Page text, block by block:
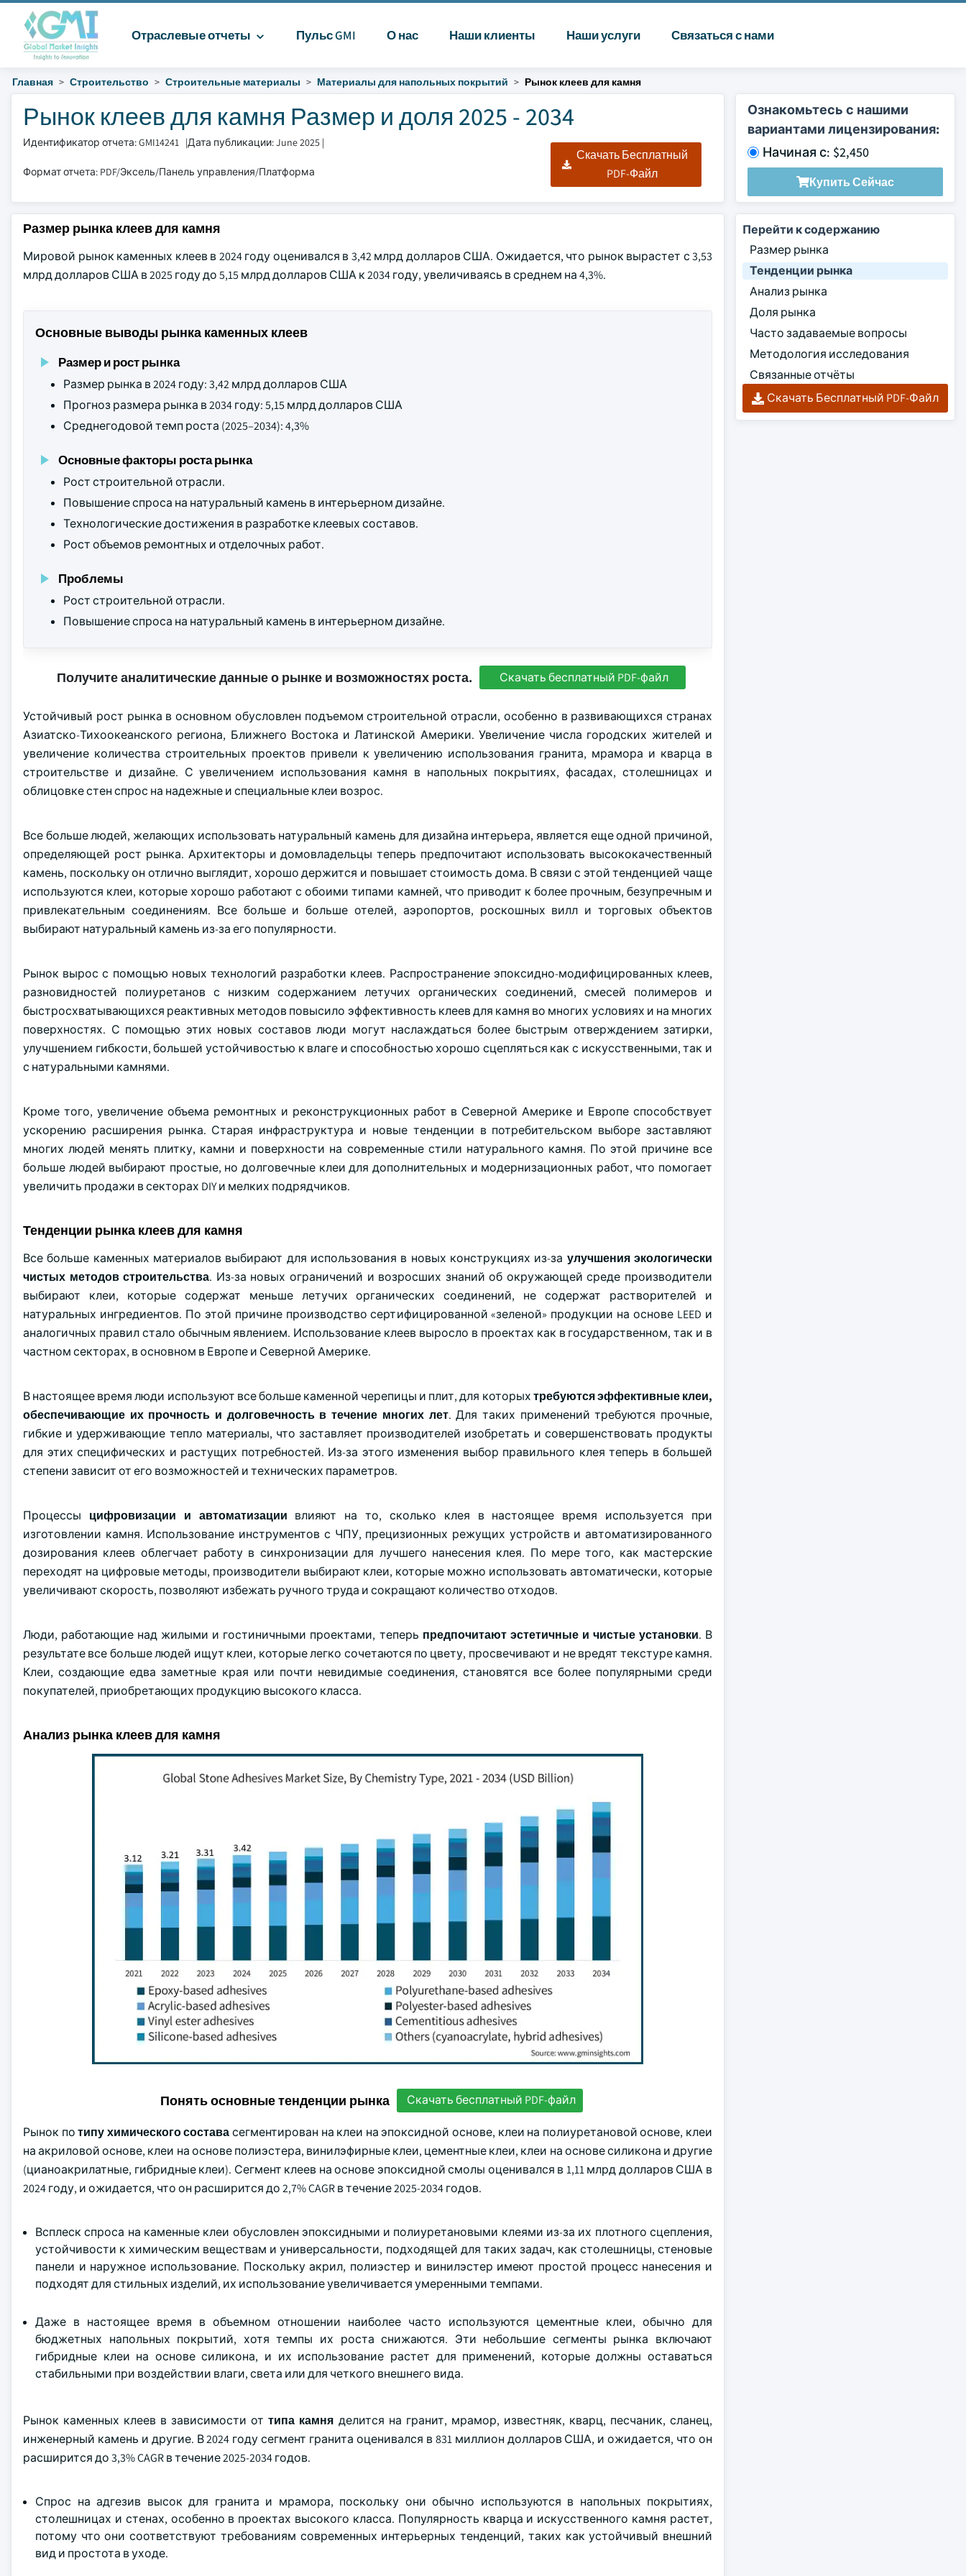
Отраслевые отчеты Пульс GMI О нас Наши клиенты Наши услуги Связаться с нами
Главная Строительство Строительные материалы Материалы для напольных покрытий Рынок клеев для камня
Рынок клеев для камня Размер и доля 2025 - 2034
Идентификатор отчета: GMI14241 |Дата публикации: June 2025 |
Формат отчета: PDF/Эксель/Панель управления/Платформа
Скачать Бесплатный
PDF-Файл
Ознакомьтесь с нашими
вариантами лицензирования:
Начиная с: $2,450
Купить Сейчас
Размер рынка клеев для камня
Мировой рынок каменных клеев в 2024 году оценивался в 3,42 млрд долларов США. Ожидается, что рынок вырастет с 3,53
млрд долларов США в 2025 году до 5,15 млрд долларов США к 2034 году, увеличиваясь в среднем на 4,3%.
Основные выводы рынка каменных клеев
Размер и рост рынка
Размер рынка в 2024 году: 3,42 млрд долларов США
Прогноз размера рынка в 2034 году: 5,15 млрд долларов США
Среднегодовой темп роста (2025–2034): 4,3%
Основные факторы роста рынка
Рост строительной отрасли.
Повышение спроса на натуральный камень в интерьерном дизайне.
Технологические достижения в разработке клеевых составов.
Рост объемов ремонтных и отделочных работ.
Проблемы
Рост строительной отрасли.
Повышение спроса на натуральный камень в интерьерном дизайне.
Получите аналитические данные о рынке и возможностях роста. Скачать бесплатный PDF-файл
Устойчивый рост рынка в основном обусловлен подъемом строительной отрасли, особенно в развивающихся странах
Азиатско-Тихоокеанского региона, Ближнего Востока и Латинской Америки. Увеличение числа городских жителей и
увеличение количества строительных проектов привели к увеличению использования гранита, мрамора и кварца в
строительстве и дизайне. С увеличением использования камня в напольных покрытиях, фасадах, столешницах и
облицовке стен спрос на надежные и специальные клеи возрос.
Все больше людей, желающих использовать натуральный камень для дизайна интерьера, является еще одной причиной,
определяющей рост рынка. Архитекторы и домовладельцы теперь предпочитают использовать высококачественный
камень, поскольку он отлично выглядит, хорошо держится и повышает стоимость дома. В связи с этой тенденцией чаще
используются клеи, которые хорошо работают с обоими типами камней, что приводит к более прочным, безупречным и
привлекательным соединениям. Все больше и больше отелей, аэропортов, роскошных вилл и торговых объектов
выбирают натуральный камень из-за его популярности.
Рынок вырос с помощью новых технологий разработки клеев. Распространение эпоксидно-модифицированных клеев,
разновидностей полиуретанов с низким содержанием летучих органических соединений, смесей полимеров и
быстросхватывающихся реактивных методов повысило эффективность клеев для камня во многих условиях и на многих
поверхностях. С помощью этих новых составов люди могут наслаждаться более быстрым отверждением затирки,
улучшением гибкости, большей устойчивостью к влаге и способностью хорошо сцепляться как с искусственными, так и
с натуральными камнями.
Кроме того, увеличение объема ремонтных и реконструкционных работ в Северной Америке и Европе способствует
ускорению расширения рынка. Старая инфраструктура и новые тенденции в потребительском выборе заставляют
многих людей менять плитку, камни и поверхности на современные стили натурального камня. По этой причине все
больше людей выбирают простые, но долговечные клеи для дополнительных и модернизационных работ, что помогает
увеличить продажи в секторах DIY и мелких подрядчиков.
Тенденции рынка клеев для камня
Все больше каменных материалов выбирают для использования в новых конструкциях из-за улучшения экологически
чистых методов строительства. Из-за новых ограничений и возросших знаний об окружающей среде производители
выбирают клеи, которые содержат меньше летучих органических соединений, не содержат растворителей и
натуральных ингредиентов. По этой причине производство сертифицированной «зеленой» продукции на основе LEED и
аналогичных правил стало обычным явлением. Использование клеев выросло в проектах как в государственном, так и в
частном секторах, в основном в Европе и Северной Америке.
В настоящее время люди используют все больше каменной черепицы и плит, для которыхтребуются эффективные клеи,
обеспечивающие их прочность и долговечность в течение многих лет. Для таких применений требуются прочные,
гибкие и удерживающие тепло материалы, что заставляет производителей изобретать и совершенствовать продукты
для этих специфических и растущих потребностей. Из-за этого изменения выбор правильного клея теперь в большей
степени зависит от его возможностей и технических параметров.
Процессы цифровизации и автоматизации влияют на то, сколько клея в настоящее время используется при
изготовлении камня. Использование инструментов с ЧПУ, прецизионных режущих устройств и автоматизированного
дозирования клеев облегчает работу в синхронизации для лучшего нанесения клея. По мере того, как мастерские
переходят на цифровые методы, производители выбирают клеи, которые можно использовать автоматически, которые
увеличивают скорость, позволяют избежать ручного труда и сокращают количество отходов.
Люди, работающие над жилыми и гостиничными проектами, теперь предпочитают эстетичные и чистые установки. В
результате все больше людей ищут клеи, которые легко сочетаются по цвету, просвечивают и не вредят текстуре камня.
Клеи, создающие едва заметные края или почти невидимые соединения, становятся все более популярными среди
покупателей, приобретающих продукцию высокого класса.
Анализ рынка клеев для камня
Понять основные тенденции рынка Скачать бесплатный PDF-файл
Рынок потипу химическогосоставасегментирован на клеи на эпоксидной основе, клеи на полиуретановой основе, клеи
на акриловой основе, клеи на основе полиэстера, винилэфирные клеи, цементные клеи, клеи на основе силикона и другие
(цианоакрилатные, гибридные клеи). Сегмент клеев на основе эпоксидной смолы оценивался в 1,11 млрд долларов США в
2024 году, и ожидается, что он расширится до 2,7% CAGR в течение 2025-2034 годов.
Всплеск спроса на каменные клеи обусловлен эпоксидными и полиуретановыми клеями из-за их плотного сцепления,
устойчивости к химическим веществам и универсальности, подходящей для таких задач, как столешницы, стеновые
панели и наружное использование. Поскольку акрил, полиэстер и винилэстер имеют простой процесс нанесения и
подходят для стильных изделий, их использование увеличивается умеренными темпами.
Даже в настоящее время в объемном отношении наиболее часто используются цементные клеи, обычно для
бюджетных напольных покрытий, хотя темпы их роста снижаются. Эти небольшие сегменты рынка включают
гибридные клеи на основе силикона, и их использование растет для применений, которые должны оставаться
стабильными при воздействии влаги, света или для четкого внешнего вида.
Рынок каменных клеев в зависимости оттипа камня делится на гранит, мрамор, известняк, кварц, песчаник, сланец,
инженерный камень и другие. В 2024 году сегмент гранита оценивался в 831 миллион долларов США, и ожидается, что он
расширится до 3,3% CAGR в течение 2025-2034 годов.
Спрос на адгезив высок для гранита и мрамора, поскольку они обычно используются в напольных покрытиях,
столешницах и стенах, особенно в проектах высокого класса. Популярность кварца и искусственного камня растет,
потому что они соответствуют требованиям современных интерьерных тенденций, таких как устойчивый внешний
вид и простота в уходе.
Перейти к содержанию
Размер рынка
Тенденции рынка
Анализ рынка
Доля рынка
Часто задаваемые вопросы
Методология исследования
Связанные отчёты
Скачать Бесплатный PDF-Файл